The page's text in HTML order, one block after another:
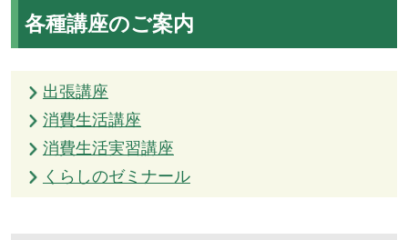
各種講座のご案内
出張講座
消費生活講座
消費生活実習講座
くらしのゼミナール